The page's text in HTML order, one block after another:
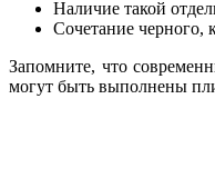
Наличие такой
Сочетание черного,
Запомните, что
могут быть выполнены